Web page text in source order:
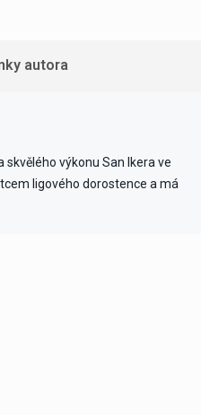
autora
výkonu San Ikera ve
ligového dorostence a má